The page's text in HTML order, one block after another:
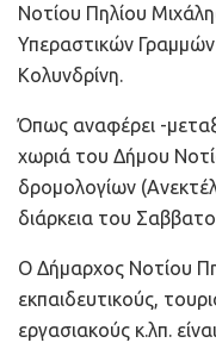
Νοτίου Πηλίου
Υπεραστικών
Κολυνδρίνη.
Όπως αναφέρει -
χωριά του Δήμου
δρομολογίων
διάρκεια του
Ο Δήμαρχος Νοτίου
εκπαιδευτικούς,
εργασιακούς κ.λπ.